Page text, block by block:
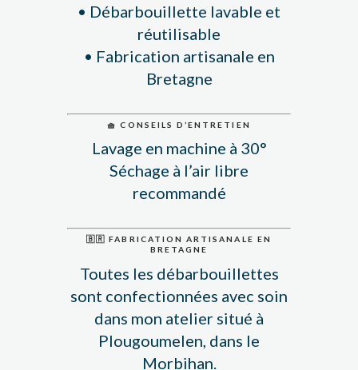
• Débarbouillette lavable et
réutilisable
• Fabrication artisanale en
Bretagne
🧺 CONSEILS D’ENTRETIEN
Lavage en machine à 30°
Séchage à l’air libre
recommandé
🇧🇷 FABRICATION ARTISANALE EN
BRETAGNE
Toutes les débarbouillettes
sont confectionnées avec soin
dans mon atelier situé à
Plougoumelen, dans le
Morbihan.